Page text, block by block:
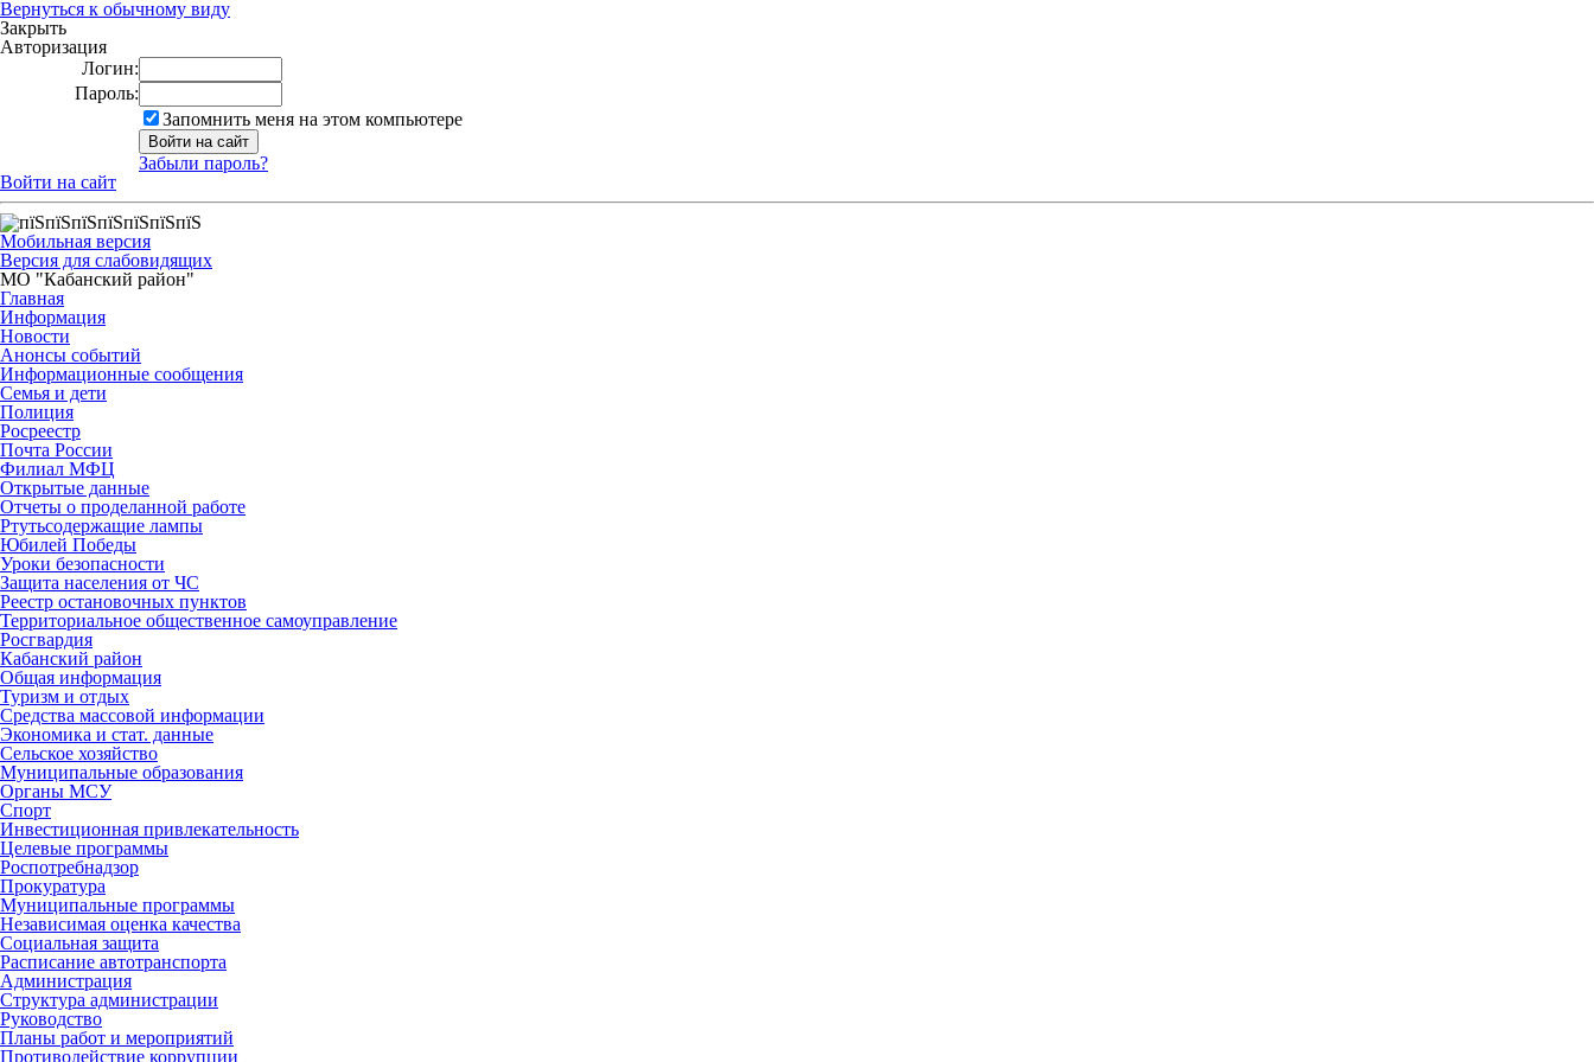
Вернуться к обычному виду
Закрыть
Авторизация
Логин:
Пароль:
Запомнить меня на этом компьютере
Забыли пароль?
Войти на сайт
Мобильная версия
Версия для слабовидящих
МО "Кабанский район"
Главная
Информация
Новости
Анонсы событий
Информационные сообщения
Семья и дети
Полиция
Росреестр
Почта России
Филиал МФЦ
Открытые данные
Отчеты о проделанной работе
Ртутьсодержащие лампы
Юбилей Победы
Уроки безопасности
Защита населения от ЧС
Реестр остановочных пунктов
Территориальное общественное самоуправление
Росгвардия
Кабанский район
Общая информация
Туризм и отдых
Средства массовой информации
Экономика и стат. данные
Сельское хозяйство
Муниципальные образования
Органы МСУ
Спорт
Инвестиционная привлекательность
Целевые программы
Роспотребнадзор
Прокуратура
Муниципальные программы
Независимая оценка качества
Социальная защита
Расписание автотранспорта
Администрация
Структура администрации
Руководство
Планы работ и мероприятий
Противодействие коррупции